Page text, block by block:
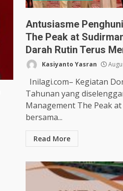
Antusiasme
The Peak at
Darah Rutin Terus
Kasiyanto Yasran
Inilagi.com– Kegiatan
Tahunan yang
Management The Peak
bersama...
Read More